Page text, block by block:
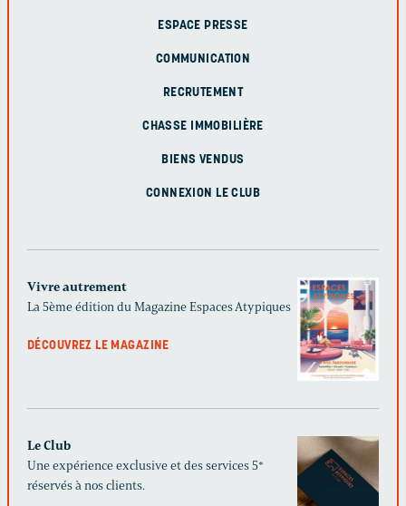
ESPACE PRESSE
COMMUNICATION
RECRUTEMENT
CHASSE IMMOBILIÈRE
BIENS VENDUS
CONNEXION LE CLUB
Vivre autrement
La 5ème édition du Magazine Espaces Atypiques
DÉCOUVREZ LE MAGAZINE
Le Club
Une expérience exclusive et des services 5*
réservés à nos clients.